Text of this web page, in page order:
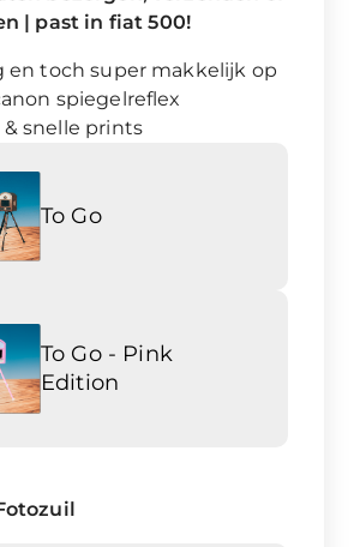
| past in fiat 500!
en toch super makkelijk op
spiegelreflex
snelle prints
To Go
To Go - Pink
Edition